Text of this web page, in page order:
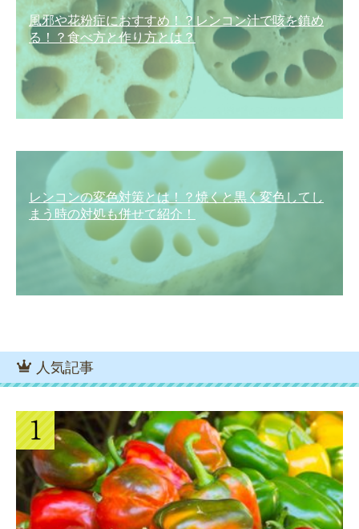
風邪や花粉症におすすめ！？レンコン汁で咳を鎮め
る！？食べ方と作り方とは？
レンコンの変色対策とは！？焼くと黒く変色してし
まう時の対処も併せて紹介！
人気記事